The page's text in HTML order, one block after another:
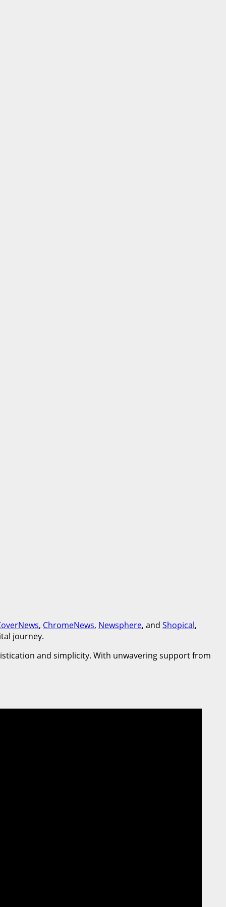
, ChromeNews, Newsphere, and Shopical,
journey.
and simplicity. With unwavering support from